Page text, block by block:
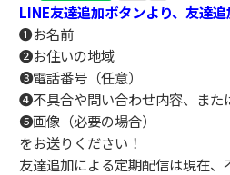
LINE友達追加ボタンより、友達追
❶お名前
❷お住いの地域
❸電話番号（任意）
❹不具合や問い合わせ内容、また
❺画像（必要の場合）
をお送りください！
友達追加による定期配信は現在、